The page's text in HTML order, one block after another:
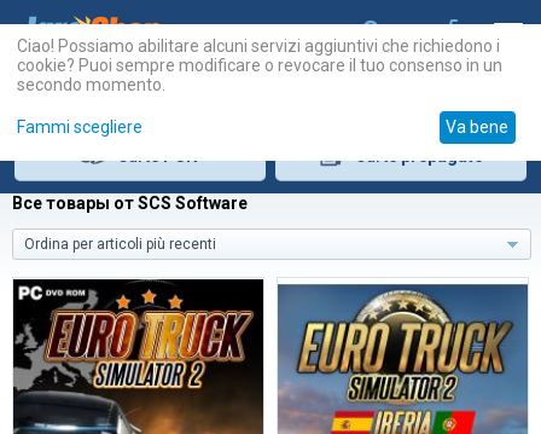
Все товары от SCS Software
Ordina per articoli più recenti
Ciao! Possiamo abilitare alcuni servizi aggiuntivi che richiedono i
cookie? Puoi sempre modificare o revocare il tuo consenso in un
secondo momento.
Fammi scegliere Va bene